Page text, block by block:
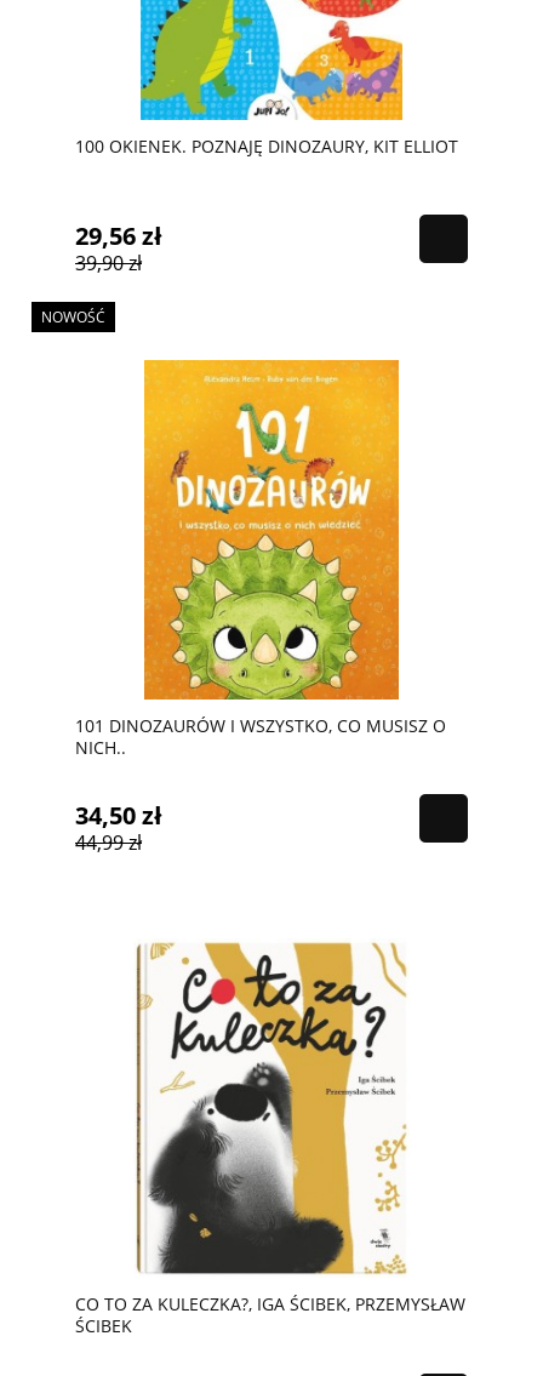
100 OKIENEK. POZNAJĘ DINOZAURY, KIT ELLIOT
29,56 zł
39,90 zł
101 DINOZAURÓW I WSZYSTKO, CO MUSISZ O
NICH..
34,50 zł
44,99 zł
NOWOŚĆ
CO TO ZA KULECZKA?, IGA ŚCIBEK, PRZEMYSŁAW
ŚCIBEK